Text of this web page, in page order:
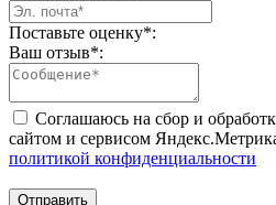
Поставьте оценку*:
Ваш отзыв*:
Соглашаюсь на сбор и
сайтом и сервисом
политикой конфиденциальности
Отправить